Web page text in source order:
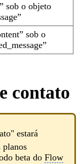
sob o objeto
sob o
contato
estará
planos
beta do Flow